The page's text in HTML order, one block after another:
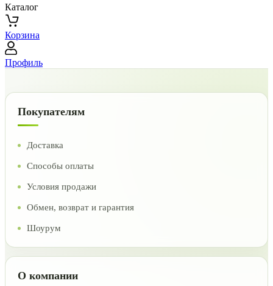
Каталог
Корзина
Профиль
Покупателям
Доставка
Способы оплаты
Условия продажи
Обмен, возврат и гарантия
Шоурум
О компании